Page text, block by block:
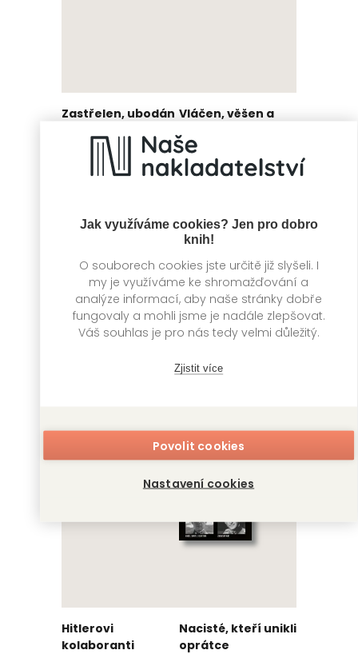
Jak využíváme cookies? Jen pro dobro
knih!
O souborech cookies jste určitě již slyšeli. I
my je využíváme ke shromažďování a
analýze informací, aby naše stránky dobře
fungovaly a mohli jsme je nadále zlepšovat.
Váš souhlas je pro nás tedy velmi důležitý.
Zjistit více
Povolit cookies
Nastavení cookies
Zastřelen, ubodán
Jonathan J. Moore
Vláčen, věšen a
Jonathan J. Moore
Cesta časem na
Hitlerovi
kolaboranti
Nacisté, kteří unikli
oprátce